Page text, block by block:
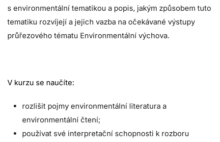
s environmentální tematikou a popis, jakým způsobem tuto
tematiku rozvíjejí a jejich vazba na očekávané výstupy
průřezového tématu Environmentální výchova.
V kurzu se naučíte:
rozlišit pojmy environmentální literatura a
environmentální čtení;
používat své interpretační schopnosti k rozboru